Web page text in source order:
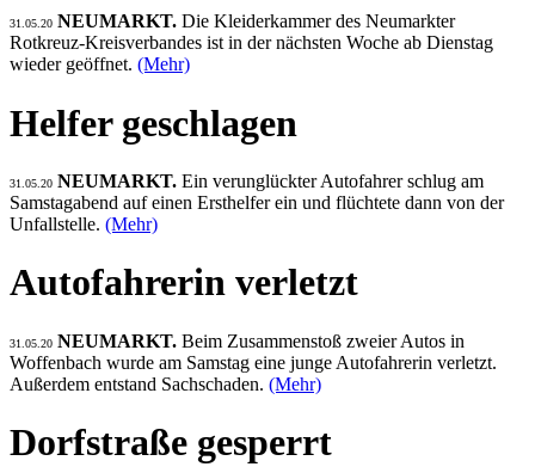
31.05.20 NEUMARKT. Die Kleiderkammer des Neumarkter
Rotkreuz-Kreisverbandes ist in der nächsten Woche ab Dienstag
wieder geöffnet. (Mehr)
Helfer geschlagen
31.05.20 NEUMARKT. Ein verunglückter Autofahrer schlug am
Samstagabend auf einen Ersthelfer ein und flüchtete dann von der
Unfallstelle. (Mehr)
Autofahrerin verletzt
31.05.20 NEUMARKT. Beim Zusammenstoß zweier Autos in
Woffenbach wurde am Samstag eine junge Autofahrerin verletzt.
Außerdem entstand Sachschaden. (Mehr)
Dorfstraße gesperrt